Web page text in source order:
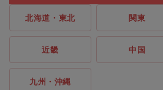
北海道・東北 関東
近畿 中国
九州・沖縄